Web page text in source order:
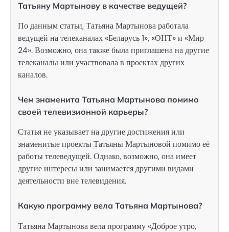
Татьяну Мартынову в качестве ведущей?
По данным статьи, Татьяна Мартынова работала
ведущей на телеканалах «Беларусь 1», «ОНТ» и «Мир
24». Возможно, она также была приглашена на другие
телеканалы или участвовала в проектах других
каналов.
Чем знаменита Татьяна Мартынова помимо
своей телевизионной карьеры?
Статья не указывает на другие достижения или
знаменитые проекты Татьяны Мартыновой помимо её
работы телеведущей. Однако, возможно, она имеет
другие интересы или занимается другими видами
деятельности вне телевидения.
Какую программу вела Татьяна Мартынова?
Татьяна Мартынова вела программу «Доброе утро,